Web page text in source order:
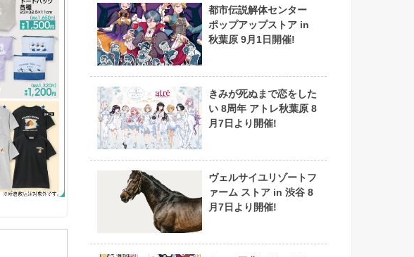
都市伝説解体センター
ポップアップストア in
秋葉原 9月1日開催!
きみが死ぬまで恋をした
い 8周年 アトレ秋葉原 8
月7日より開催!
ヴェルサイユリゾートフ
ァーム ストア in 渋谷 8
月7日より開催!